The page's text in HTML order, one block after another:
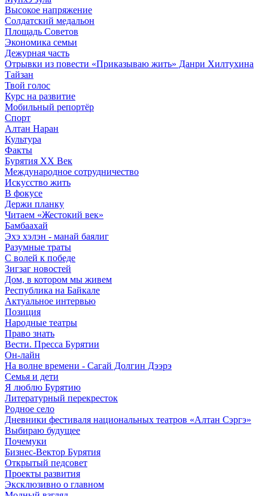
Высокое напряжение
Солдатский медальон
Площадь Советов
Экономика семьи
Дежурная часть
Отрывки из повести «Приказываю жить» Данри Хилтухина
Тайзан
Твой голос
Курс на развитие
Мобильный репортёр
Спорт
Алтан Наран
Культура
Факты
Бурятия XX Век
Международное сотрудничество
Искусство жить
В фокусе
Держи планку
Читаем «Жестокий век»
Бамбаахай
Эхэ хэлэн - манай баялиг
Разумные траты
С волей к победе
Зигзаг новостей
Дом, в котором мы живем
Республика на Байкале
Актуальное интервью
Позиция
Народные театры
Право знать
Вести. Пресса Бурятии
Он-лайн
На волне времени - Сагай Долгин Дээрэ
Семья и дети
Я люблю Бурятию
Литературный перекресток
Родное село
Дневники фестиваля национальных театров «Алтан Сэргэ»
Выбираю будущее
Почемуки
Бизнес-Вектор Бурятия
Открытый педсовет
Проекты развития
Эксклюзивно о главном